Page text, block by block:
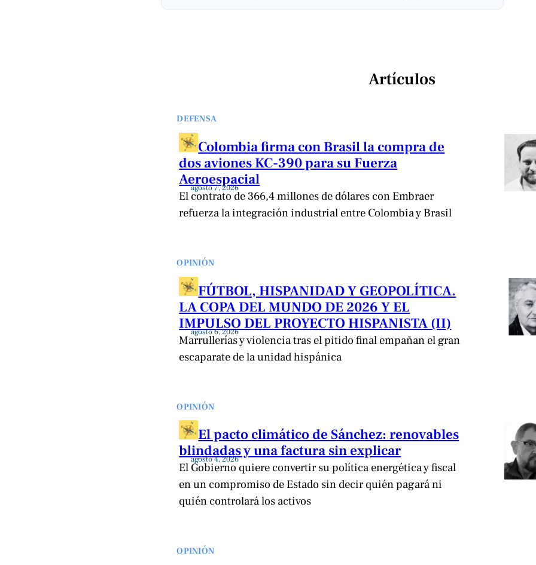
Artículos
DEFENSA
Colombia firma con Brasil la compra de
dos aviones KC-390 para su Fuerza
Aeroespacial
agosto 7, 2026
El contrato de 366,4 millones de dólares con Embraer
refuerza la integración industrial entre Colombia y Brasil
OPINIÓN
FÚTBOL, HISPANIDAD Y GEOPOLÍTICA.
LA COPA DEL MUNDO DE 2026 Y EL
IMPULSO DEL PROYECTO HISPANISTA (II)
agosto 6, 2026
Marrullerías y violencia tras el pitido final empañan el gran
escaparate de la unidad hispánica
OPINIÓN
El pacto climático de Sánchez: renovables
blindadas y una factura sin explicar
agosto 4, 2026
El Gobierno quiere convertir su política energética y fiscal
en un compromiso de Estado sin decir quién pagará ni
quién controlará los activos
OPINIÓN